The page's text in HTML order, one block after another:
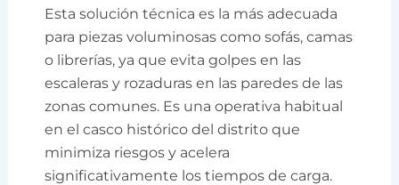
Esta solución técnica es la más adecuada
para piezas voluminosas como sofás, camas
o librerías, ya que evita golpes en las
escaleras y rozaduras en las paredes de las
zonas comunes. Es una operativa habitual
en el casco histórico del distrito que
minimiza riesgos y acelera
significativamente los tiempos de carga.